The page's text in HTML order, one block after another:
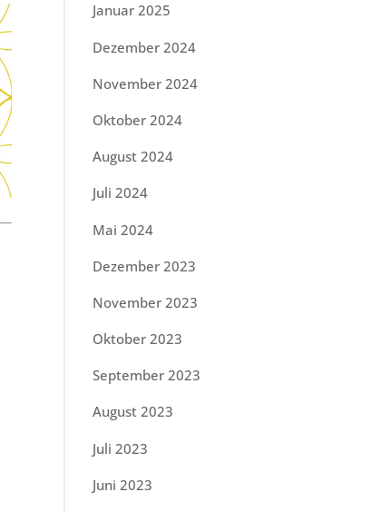
Januar 2025
Dezember 2024
November 2024
Oktober 2024
August 2024
Juli 2024
Mai 2024
Dezember 2023
November 2023
Oktober 2023
September 2023
August 2023
Juli 2023
Juni 2023